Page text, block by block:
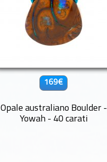
169€
Opale australiano Boulder -
Yowah - 40 carati